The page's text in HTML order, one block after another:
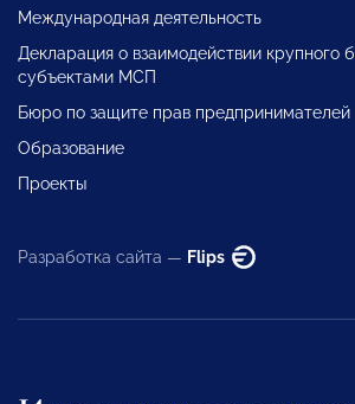
Международная деятельность
Декларация о взаимодействии крупного
субъектами МСП
Бюро по защите прав предпринимателей
Образование
Проекты
Разработка сайта — Flips